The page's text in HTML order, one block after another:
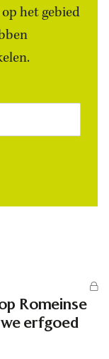
het gebied
Romeinse
erfgoed